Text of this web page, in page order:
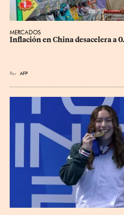
MERCADOS
Inflación en China desacelera a
Por AFP